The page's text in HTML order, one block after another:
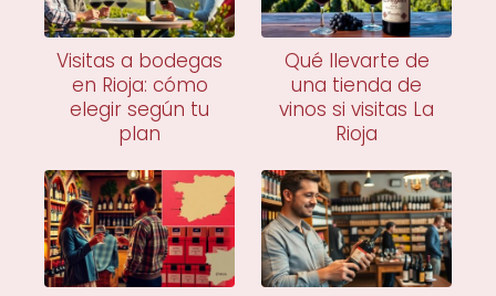
Visitas a bodegas
en Rioja: cómo
elegir según tu
plan
Qué llevarte de
una tienda de
vinos si visitas La
Rioja